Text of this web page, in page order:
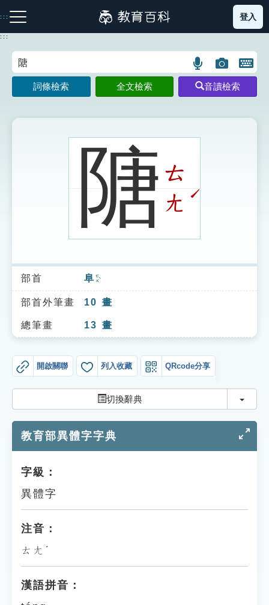
到
主
:::
注音索引圖示 筆畫索引圖示 部首索引表圖示
索引選單
知識索引
單字索引
貓頭鷹博士
登入
:::
語
言
搜
示
圖
片
搜
開
鍵
圖
詞條檢索 全文檢索 音讀檢索
䧜ㄊ
ㄤˊ
部首 阜 ㄈㄨˋ
部首外筆畫 10 畫
總筆畫 13 畫
開啟關聯 列入收藏 QRcode分享
切換辭典 切換
教育部異體字字典
字級：
異體字
注音：
ㄊㄤˊ
漢語拼音：